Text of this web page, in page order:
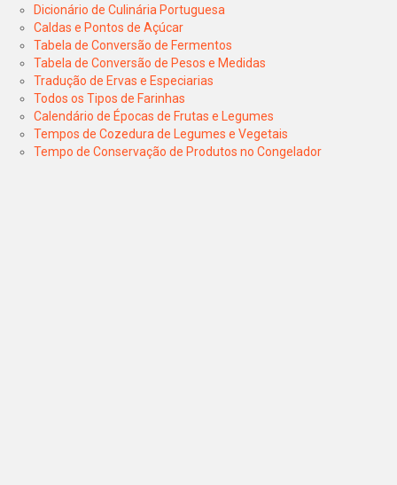
Dicionário de Culinária Portuguesa
Caldas e Pontos de Açúcar
Tabela de Conversão de Fermentos
Tabela de Conversão de Pesos e Medidas
Tradução de Ervas e Especiarias
Todos os Tipos de Farinhas
Calendário de Épocas de Frutas e Legumes
Tempos de Cozedura de Legumes e Vegetais
Tempo de Conservação de Produtos no Congelador